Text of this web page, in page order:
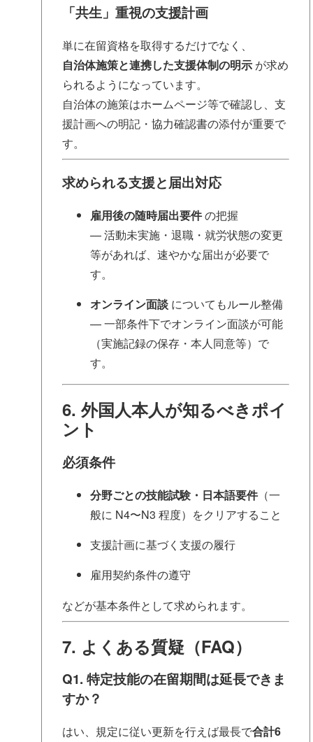
「共生」重視の支援計画
単に在留資格を取得するだけでなく、
自治体施策と連携した支援体制の明示が求め
られるようになっています。
自治体の施策はホームページ等で確認し、支
援計画への明記・協力確認書の添付が重要で
す。
求められる支援と届出対応
雇用後の随時届出要件の把握
— 活動未実施・退職・就労状態の変更
等があれば、速やかな届出が必要で
す。
オンライン面談についてもルール整備
— 一部条件下でオンライン面談が可能
（実施記録の保存・本人同意等）で
す。
6. 外国人本人が知るべきポイ
ント
必須条件
分野ごとの技能試験・日本語要件（一
般に N4〜N3 程度）をクリアすること
支援計画に基づく支援の履行
雇用契約条件の遵守
などが基本条件として求められます。
7. よくある質疑（FAQ）
Q1. 特定技能の在留期間は延長できま
すか？
はい、規定に従い更新を行えば最長で合計6